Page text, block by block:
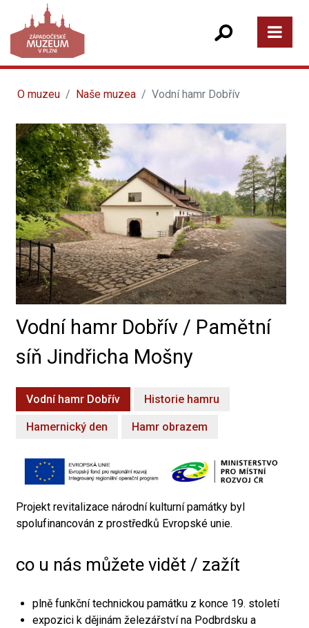
O muzeu Naše muzea Vodní hamr Dobřív
Vodní hamr Dobřív / Pamětní
síň Jindřicha Mošny
Vodní hamr Dobřív Historie hamru
Hamernický den Hamr obrazem
Projekt revitalizace národní kulturní památky byl
spolufinancován z prostředků Evropské unie.
co u nás můžete vidět / zažít
plně funkční technickou památku z konce 19. století
expozici k dějinám železářství na Podbrdsku a